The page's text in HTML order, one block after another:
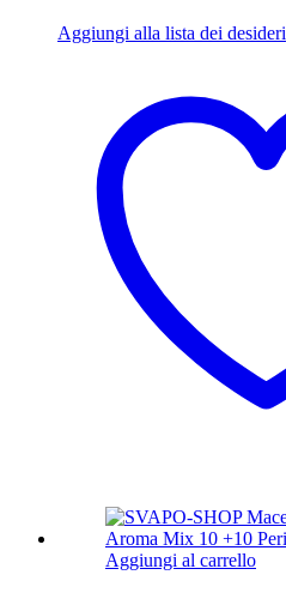
Aggiungi alla lista dei desideri
Aggiungi al carrello